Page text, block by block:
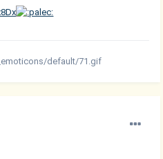
default/71.gif